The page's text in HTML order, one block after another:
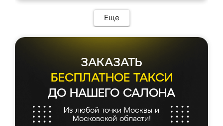
Еще
ЗАКАЗАТЬ
БЕСПЛАТНОЕ ТАКСИ
ДО НАШЕГО САЛОНА
Из любой точки Москвы и
Московской области!